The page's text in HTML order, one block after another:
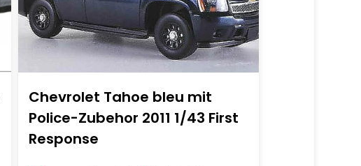
Chevrolet Tahoe bleu mit
Police-Zubehor 2011 1/43 First
Response